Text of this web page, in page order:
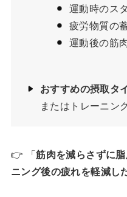
運動時のス
疲労物質の
運動後の筋
おすすめの摂取タ
またはトレーニン
👉 「筋肉を減らさずに
ニング後の疲れを軽減し